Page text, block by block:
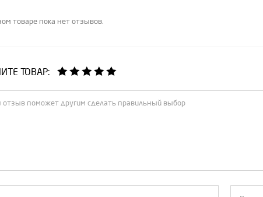
товаре пока нет отзывов.
ТОВАР: